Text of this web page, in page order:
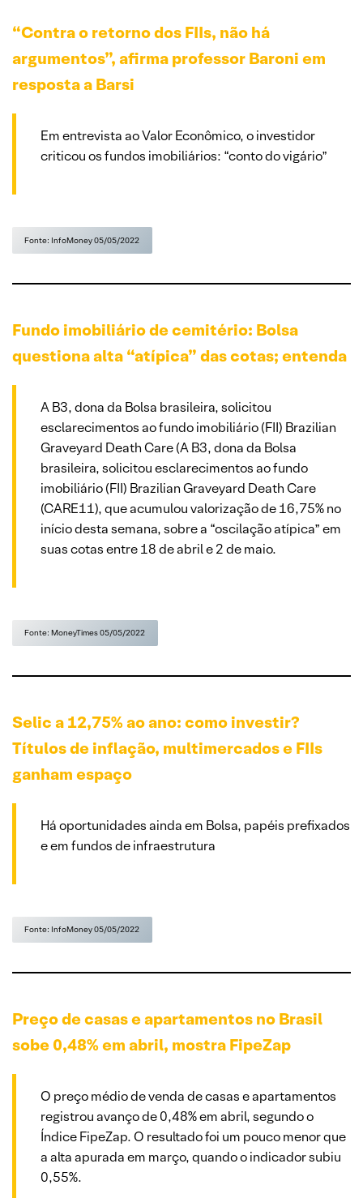
“Contra o retorno dos FIIs, não há
argumentos”, afirma professor Baroni em
resposta a Barsi
Em entrevista ao Valor Econômico, o investidor
criticou os fundos imobiliários: “conto do vigário”
Fonte: InfoMoney 05/05/2022
Fundo imobiliário de cemitério: Bolsa
questiona alta “atípica” das cotas; entenda
A B3, dona da Bolsa brasileira, solicitou
esclarecimentos ao fundo imobiliário (FII) Brazilian
Graveyard Death Care (A B3, dona da Bolsa
brasileira, solicitou esclarecimentos ao fundo
imobiliário (FII) Brazilian Graveyard Death Care
(CARE11), que acumulou valorização de 16,75% no
início desta semana, sobre a “oscilação atípica” em
suas cotas entre 18 de abril e 2 de maio.
Fonte: MoneyTimes 05/05/2022
Selic a 12,75% ao ano: como investir?
Títulos de inflação, multimercados e FIIs
ganham espaço
Há oportunidades ainda em Bolsa, papéis prefixados
e em fundos de infraestrutura
Fonte: InfoMoney 05/05/2022
Preço de casas e apartamentos noBrasil
sobe 0,48% em abril, mostra FipeZap
O preço médio de venda de casas e apartamentos
registrou avanço de 0,48% em abril, segundo o
Índice FipeZap. O resultado foi um pouco menor que
a alta apurada em março, quando o indicador subiu
0,55%.